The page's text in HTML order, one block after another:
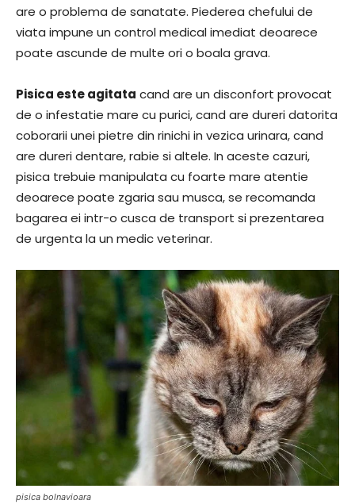
are o problema de sanatate. Piederea chefului de
viata impune un control medical imediat deoarece
poate ascunde de multe ori o boala grava.
Pisica este agitata cand are un disconfort provocat
de o infestatie mare cu purici, cand are dureri datorita
coborarii unei pietre din rinichi in vezica urinara, cand
are dureri dentare, rabie si altele. In aceste cazuri,
pisica trebuie manipulata cu foarte mare atentie
deoarece poate zgaria sau musca, se recomanda
bagarea ei intr-o cusca de transport si prezentarea
de urgenta la un medic veterinar.
pisica bolnavioara